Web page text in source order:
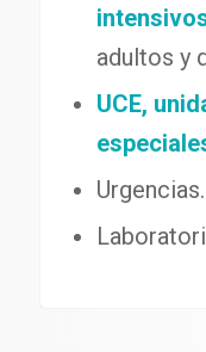
adultos y
UCE,
Urgencias.